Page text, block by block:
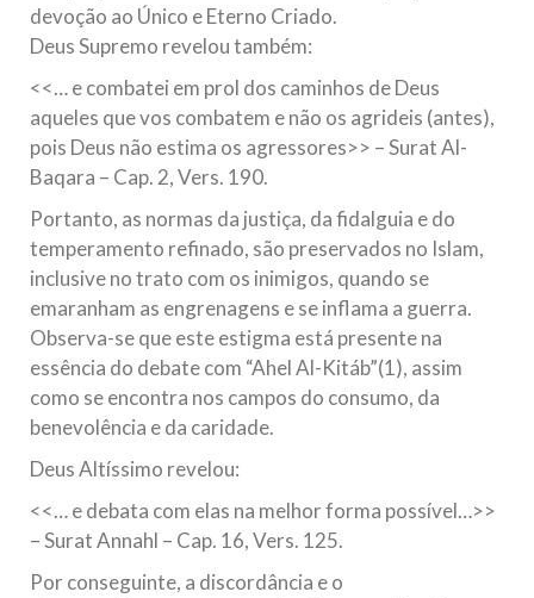
devoção ao Único e Eterno Criado.
Deus Supremo revelou também:
<<… e combatei em prol dos caminhos de Deus
aqueles que vos combatem e não os agrideis (antes),
pois Deus não estima os agressores>> – Surat Al-
Baqara – Cap. 2, Vers. 190.
Portanto, as normas da justiça, da fidalguia e do
temperamento refinado, são preservados no Islam,
inclusive no trato com os inimigos, quando se
emaranham as engrenagens e se inflama a guerra.
Observa-se que este estigma está presente na
essência do debate com “Ahel Al-Kitáb”(1), assim
como se encontra nos campos do consumo, da
benevolência e da caridade.
Deus Altíssimo revelou:
<<… e debata com elas na melhor forma possível…>>
– Surat Annahl – Cap. 16, Vers. 125.
Por conseguinte, a discordância e o